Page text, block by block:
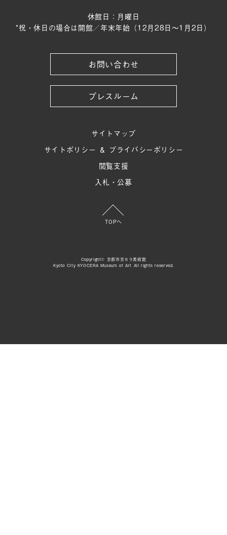
休館日：月曜日
*祝・休日の場合は開館／年末年始（12月28日〜1月2日）
お問い合わせ
プレスルーム
サイトマップ
サイトポリシー ＆ プライバシーポリシー
閲覧支援
入札・公募
TOPへ
Copyright© 京都市京セラ美術館
Kyoto City KYOCERA Museum of Art All rights reserved.